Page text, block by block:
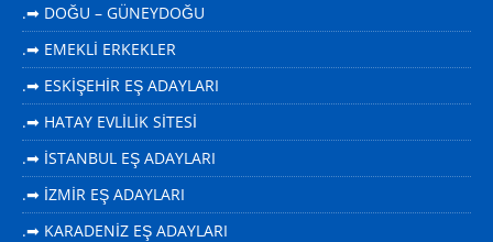
.➡ DOĞU – GÜNEYDOĞU
.➡ EMEKLİ ERKEKLER
.➡ ESKİŞEHİR EŞ ADAYLARI
.➡ HATAY EVLİLİK SİTESİ
.➡ İSTANBUL EŞ ADAYLARI
.➡ İZMİR EŞ ADAYLARI
.➡ KARADENİZ EŞ ADAYLARI